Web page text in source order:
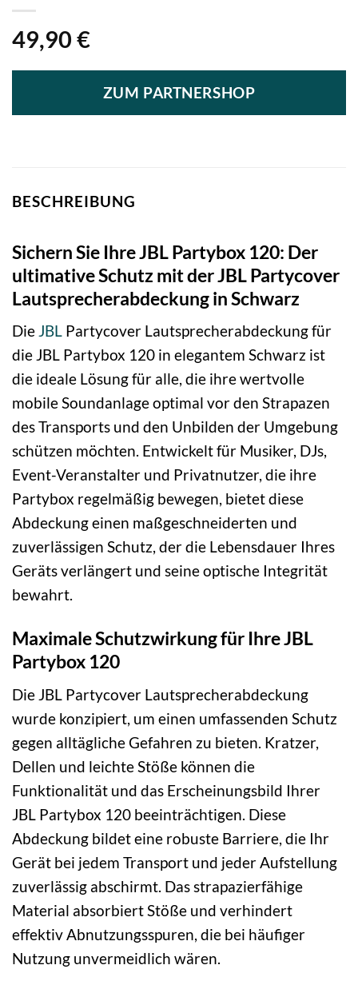
49,90 €
ZUM PARTNERSHOP
BESCHREIBUNG
Sichern Sie Ihre JBL Partybox 120: Der
ultimative Schutz mit der JBL Partycover
Lautsprecherabdeckung in Schwarz
Die JBL Partycover Lautsprecherabdeckung für
die JBL Partybox 120 in elegantem Schwarz ist
die ideale Lösung für alle, die ihre wertvolle
mobile Soundanlage optimal vor den Strapazen
des Transports und den Unbilden der Umgebung
schützen möchten. Entwickelt für Musiker, DJs,
Event-Veranstalter und Privatnutzer, die ihre
Partybox regelmäßig bewegen, bietet diese
Abdeckung einen maßgeschneiderten und
zuverlässigen Schutz, der die Lebensdauer Ihres
Geräts verlängert und seine optische Integrität
bewahrt.
Maximale Schutzwirkung für Ihre JBL
Partybox 120
Die JBL Partycover Lautsprecherabdeckung
wurde konzipiert, um einen umfassenden Schutz
gegen alltägliche Gefahren zu bieten. Kratzer,
Dellen und leichte Stöße können die
Funktionalität und das Erscheinungsbild Ihrer
JBL Partybox 120 beeinträchtigen. Diese
Abdeckung bildet eine robuste Barriere, die Ihr
Gerät bei jedem Transport und jeder Aufstellung
zuverlässig abschirmt. Das strapazierfähige
Material absorbiert Stöße und verhindert
effektiv Abnutzungsspuren, die bei häufiger
Nutzung unvermeidlich wären.